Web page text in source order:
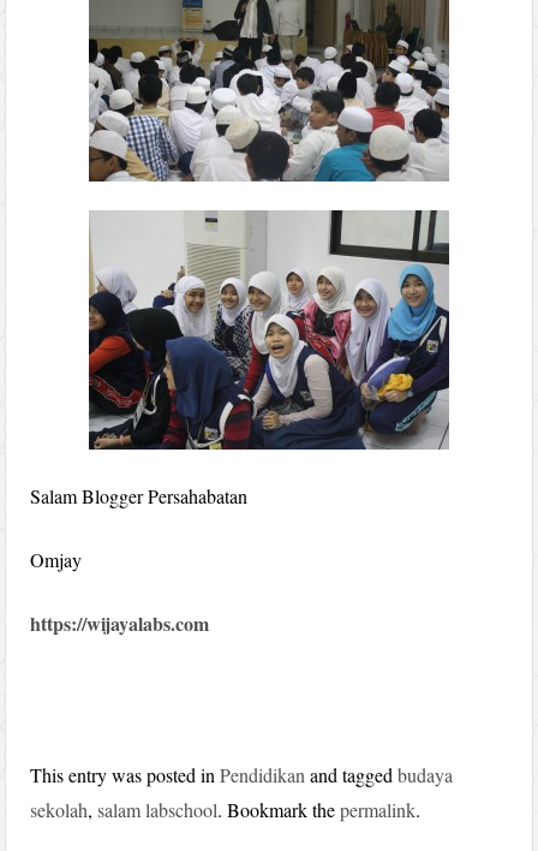
Salam Blogger Persahabatan
Omjay
https://wijayalabs.com
This entry was posted inPendidikan and taggedbudaya
sekolah,salam labschool. Bookmark thepermalink.